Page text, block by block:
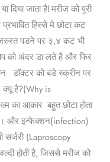
दिया जाता हैl मरीज को पुरी
हिस्से मे छोटा कट
जरुरत पडने पर ३,४ कट भी
को अंदर डा लते है और फिर
डॉक्टर को बडे स्क्रीन पर
क्यू है?(Why is
का आकार बहुत छोटा होता
और इन्फेक्शन(infection)
सर्जरी (Laproscopy
होती है, जिससे मरीज को